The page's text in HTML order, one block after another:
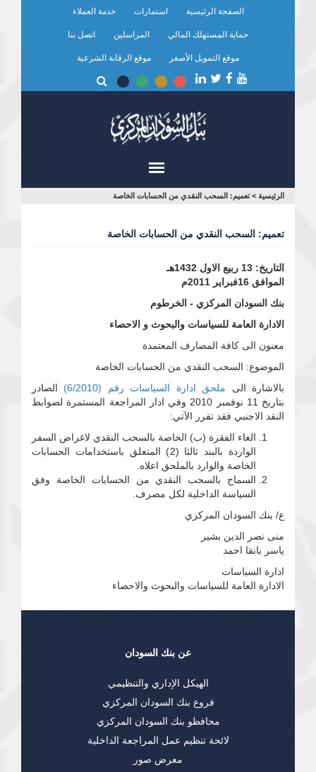
الصفحة الرئيسية استمارات خدمة العملاء
حماية المستهلك المالي المراسلين اتصل بنا
موقع التمويل الأصغر موقع الرقابة الشرعية
أنت
الرئيسية > تعميم: السحب النقدي من الحسابات الخاصة
تعميم: السحب النقدي من الحسابات الخاصة
التاريخ: 13 ربيع الاول 1432هـ
الموافق 16فبراير 2011م
بنك السودان المركزي - الخرطوم
الادارة العامة للسياسات والبحوث و الاحصاء
معنون الى كافة المصارف المعتمدة
الموضوع: السحب النقدي من الحسابات الخاصة
بالاشارة الى ملحق ادارة السياسات رقم (6/2010)
الصادر
بتاريخ 11 نوفمبر 2010 وفي ادار المراجعة المستمرة لضوابط
النقد الاجنبي فقد تقرر الآتي:
الغاء الفقرة (ب) الخاصة بالسحب النقدي لاغراض السفر
الواردة بالبند ثالثا (2) المتعلق باستخدامات الحسابات
الخاصة والوارد بالملحق اعلاه.
السماح بالسحب النقدي من الحسابات الخاصة وفق
السياسة الداخلية لكل مصرف.
ع/ بنك السودان المركزي
منى نصر الدين بشير
ياسر بانقا احمد
ادارة السياسات
الادارة العامة للسياسات والبحوث والاحصاء
عن بنك السودان
الهيكل الإداري والتنظيمي
فروع بنك السودان المركزي
محافظو بنك السودان المركزي
لائحة تنظيم عمل المراجعة الداخلية
معرض صور